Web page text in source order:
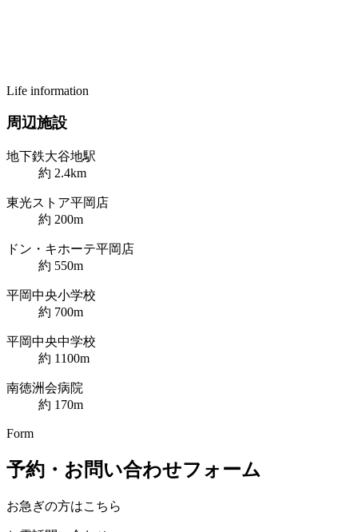
Life information
周辺施設
地下鉄大谷地駅
約 2.4km
東光ストア平岡店
約 200m
ドン・キホーテ平岡店
約 550m
平岡中央小学校
約 700m
平岡中央中学校
約 1100m
南徳洲会病院
約 170m
Form
予約・お問い合わせフォーム
お急ぎの方はこちら